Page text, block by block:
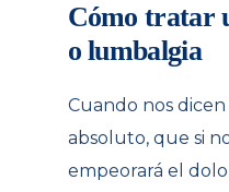
Cómo tratar
o lumbalgia
Cuando nos
absoluto, que si
empeorará el